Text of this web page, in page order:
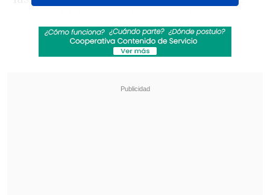
desestimó ir a revisar la acción al VAR,
amonestando al infractor solo con